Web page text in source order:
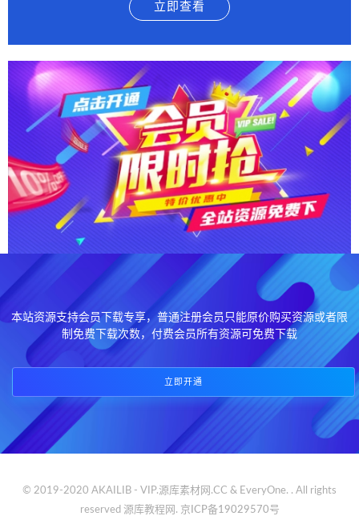
立即查看
本站资源支持会员下载专享，普通注册会员只能原价购买资源或者限
制免费下载次数，付费会员所有资源可免费下载
立即开通
© 2019-2020 AKAILIB - VIP.源库素材网.CC & EveryOne. . All rights
reserved 源库教程网. 京ICP备19029570号